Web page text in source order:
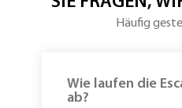
Häufig
Wie laufen die
ab?